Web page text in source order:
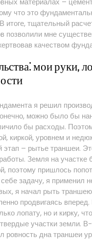
что это
итоге, тщательный
позволили мне
качеством
мои руки,
я решил
можно было бы
бы расходы.
киркой, уровнем и
этап – рытье траншеи.
Земля на участке
поэтому пришлось
задачу, я применил
я начал рыть
продвигаясь
лопату, но и кирку,
участки земли.
ровность дна траншеи